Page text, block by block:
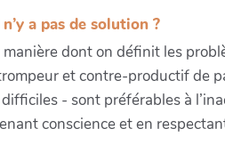
a pas de solution ?
dont on définit les
et contre-productif de
- sont préférables à
conscience et en